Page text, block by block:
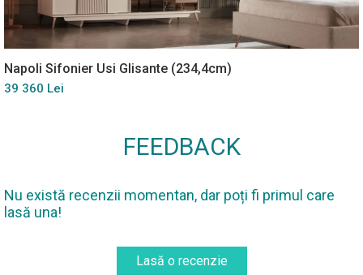
Napoli Sifonier Usi Glisante (234,4cm)
39 360 Lei
FEEDBACK
Nu există recenzii momentan, dar poți fi primul care
lasă una!
Lasă o recenzie